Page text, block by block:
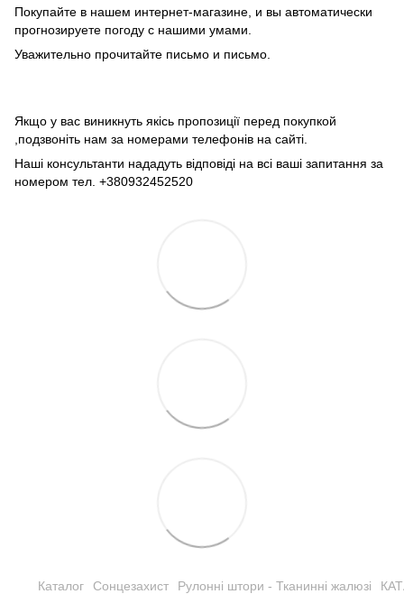
Покупайте в нашем интернет-магазине, и вы автоматически
прогнозируете погоду с нашими умами.
Уважительно прочитайте письмо и письмо.
Якщо у вас виникнуть якісь пропозиції перед покупкой
,подзвоніть нам за номерами телефонів на сайті.
Наші консультанти нададуть відповіді на всі ваші запитання за
номером тел. +380932452520
Каталог Сонцезахист Рулонні штори - Тканинні жалюзі